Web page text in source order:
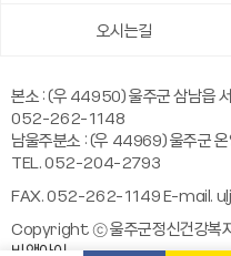
오시는길
본소 : (우 44950) 울주군 삼남읍
052-262-1148
남울주분소 : (우 44969) 울주군
TEL. 052-204-2793
FAX. 052-262-1149 E-mail.
Copyright ⓒ 울주군정신건강복
비앤아이